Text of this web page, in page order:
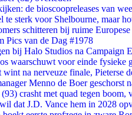
de bioscoopreleases van
te sterk voor Shelbourne, maar
schitteren bij ruime
Pics van de Dag #1978
bij Halo Studios na Campaign
waarschuwt voor einde fysieke
na nerveuze finale, Pieterse
Menno de Boer geschorst
crasht met quad tegen boom,
dat J.D. Vance hem in 2028